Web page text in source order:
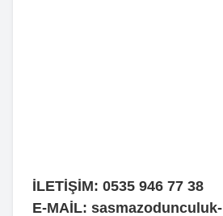
İLETİŞİM: 0535 946 77 38
E-MAİL: sasmazodunculuk-